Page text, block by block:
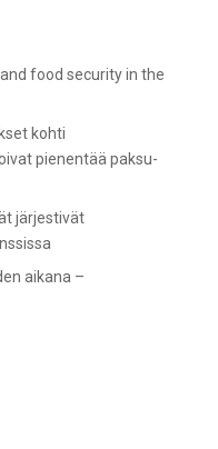
food security in the
kohti
pienentää paksu-
järjestivät
aikana –